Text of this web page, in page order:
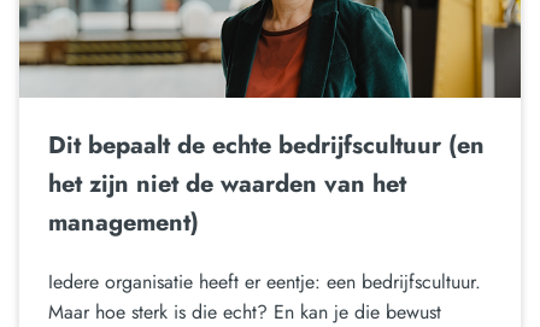
Dit bepaalt de echte bedrijfscultuur (en
het zijn niet de waarden van het
management)
Iedere organisatie heeft er eentje: een bedrijfscultuur.
Maar hoe sterk is die echt? En kan je die bewust